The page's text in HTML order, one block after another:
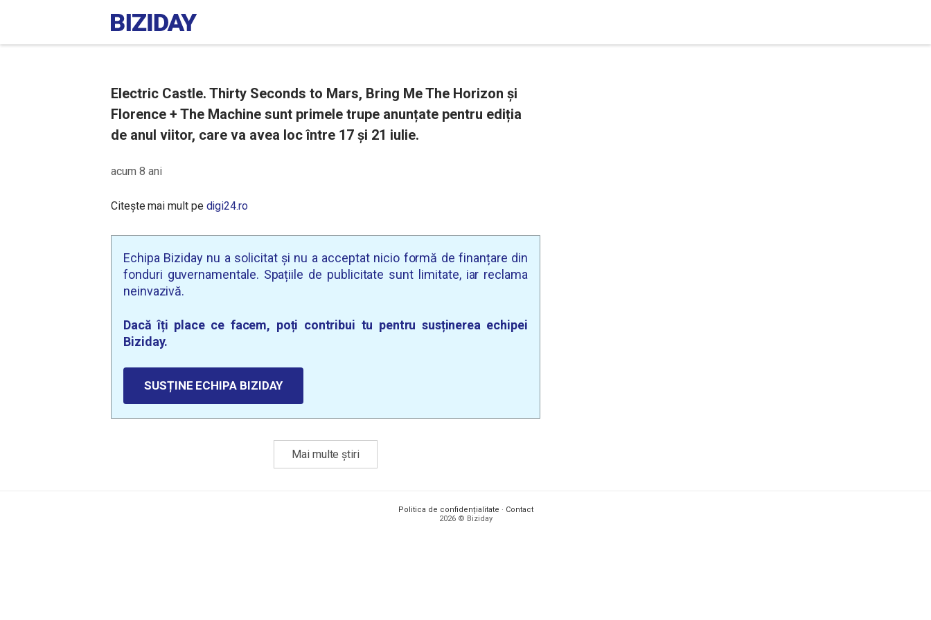
Electric Castle. Thirty Seconds to Mars, Bring Me The Horizon și
Florence + The Machine sunt primele trupe anunțate pentru ediția
de anul viitor, care va avea loc între 17 și 21 iulie.
acum 8 ani
Citește mai mult pe digi24.ro
Echipa Biziday nu a solicitat și nu a acceptat nicio formă de finanțare din
fonduri guvernamentale. Spațiile de publicitate sunt limitate, iar reclama
neinvazivă.
Dacă îți place ce facem, poți contribui tu pentru susținerea echipei
Biziday.
SUSȚINE ECHIPA BIZIDAY
Mai multe știri
Politica de confidențialitate · Contact
2026 © Biziday